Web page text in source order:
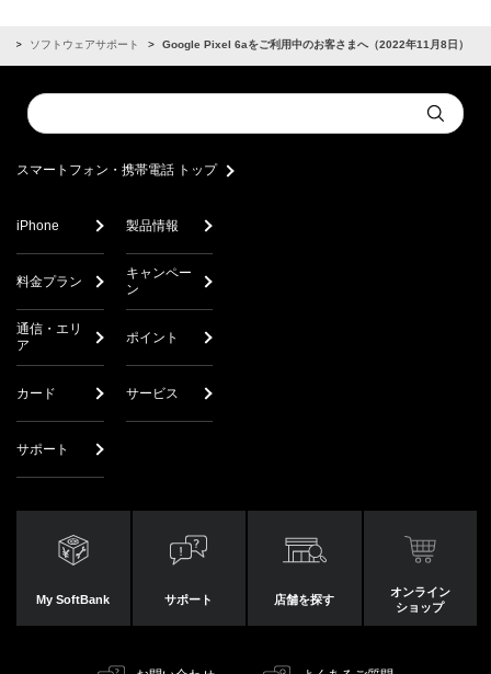
ソフトウェアサポート Google Pixel 6aをご利用中のお客さまへ（2022年11月8日）
Conduct
a
Submit
スマートフォン・携帯電話 トップ
iPhone 製品情報
料金プラン
キャンペー
ン
通信・エリ
ア
ポイント
カード サービス
サポート
My SoftBank サポート 店舗を探す
オンライン
ショップ